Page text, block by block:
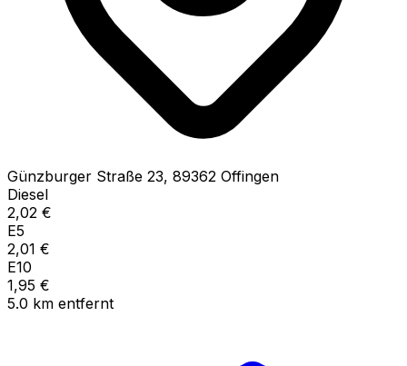
Günzburger Straße 23, 89362 Offingen
Diesel
2,02 €
E5
2,01 €
E10
1,95 €
5.0 km entfernt